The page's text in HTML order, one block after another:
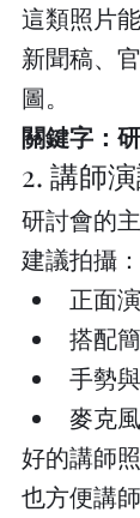
這類照片
新聞稿、
圖。
關鍵字：
2. 講師
研討會的
建議拍攝：
正面
搭配
手勢
麥克
好的講師
也方便講